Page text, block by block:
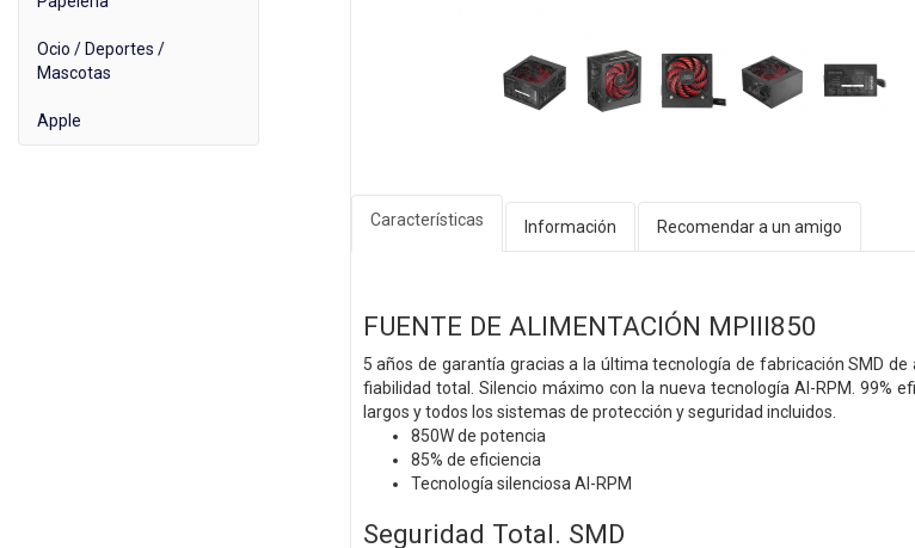
Ocio / Deportes /
Mascotas
Apple
Características Información Recomendar a un amigo
FUENTE DE ALIMENTACIÓN MPIII850
5 años de garantía gracias a la última tecnología de fabricación SMD
fiabilidad total. Silencio máximo con la nueva tecnología AI-RPM. 99%
largos y todos los sistemas de protección y seguridad incluidos.
850W de potencia
85% de eficiencia
Tecnología silenciosa AI-RPM
Seguridad Total. SMD